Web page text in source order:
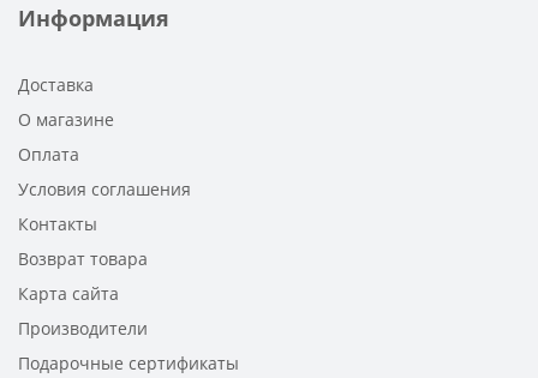
Информация
Доставка
О магазине
Оплата
Условия соглашения
Контакты
Возврат товара
Карта сайта
Производители
Подарочные сертификаты